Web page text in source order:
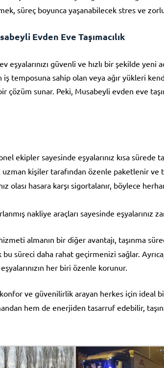
süreç boyunca yaşanabilecek stres ve
Evden Eve Taşımacılık
eşyalarınızı güvenli ve hızlı bir şekilde yeni
temposuna sahip olan veya ağır yükleri
çözüm sunar. Peki, Musabeyli evden eve
ekipler sayesinde eşyalarınız kısa sürede
uzman kişiler tarafından özenle paketlenir ve
olası hasara karşı sigortalanır, böylece
nakliye araçları sayesinde eşyalarınız
almanın bir diğer avantajı, taşınma
süreci daha rahat geçirmenizi sağlar.
her biri özenle korunur.
konfor ve güvenilirlik arayan herkes için ideal
hem de enerjiden tasarruf edebilir,